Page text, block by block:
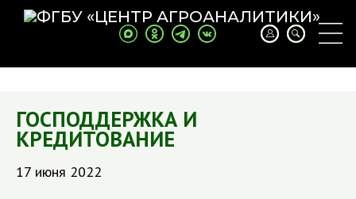
ГОСПОДДЕРЖКА И
КРЕДИТОВАНИЕ
17 июня 2022